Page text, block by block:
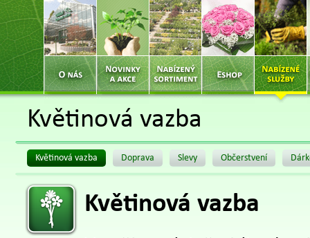
Květinová vazba
Květinová vazba Doprava Slevy Občerstvení
Květinová vazba